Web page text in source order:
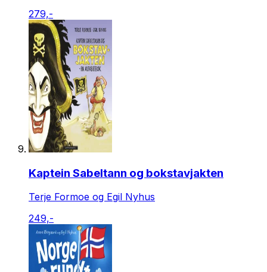
279,-
Kaptein Sabeltann og bokstavjakten
Terje Formoe og Egil Nyhus
249,-